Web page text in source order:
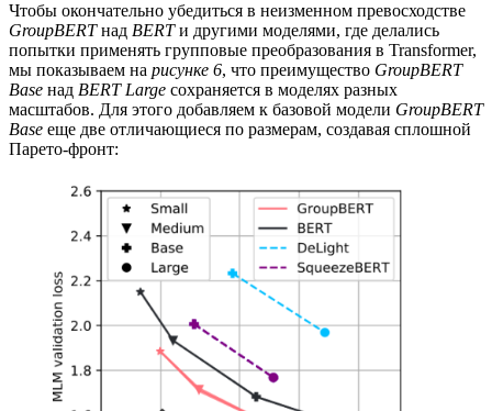
Чтобы окончательно убедиться в неизменном превосходстве
GroupBERTнад BERTи другими моделями, где делались
попытки применять групповые преобразования в Transformer,
мы показываем на рисунке 6, что преимущество GroupBERT
Base над BERT Large сохраняется в моделях разных
масштабов. Для этого добавляем к базовой модели GroupBERT
Base еще две отличающиеся по размерам, создавая сплошной
Парето-фронт: